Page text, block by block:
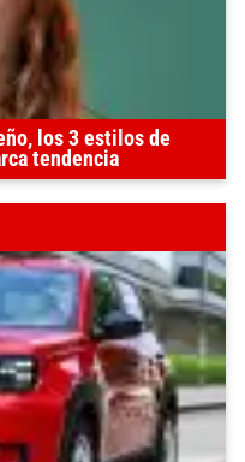
los 3 estilos de
tendencia